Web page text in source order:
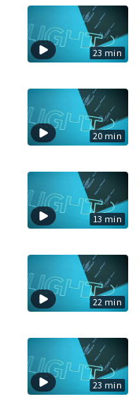
23 min
20 min
13 min
22 min
23 min